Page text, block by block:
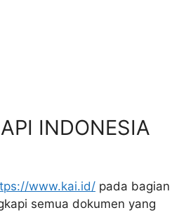
INDONESIA
www.kai.id/ pada bagian
semua dokumen yang